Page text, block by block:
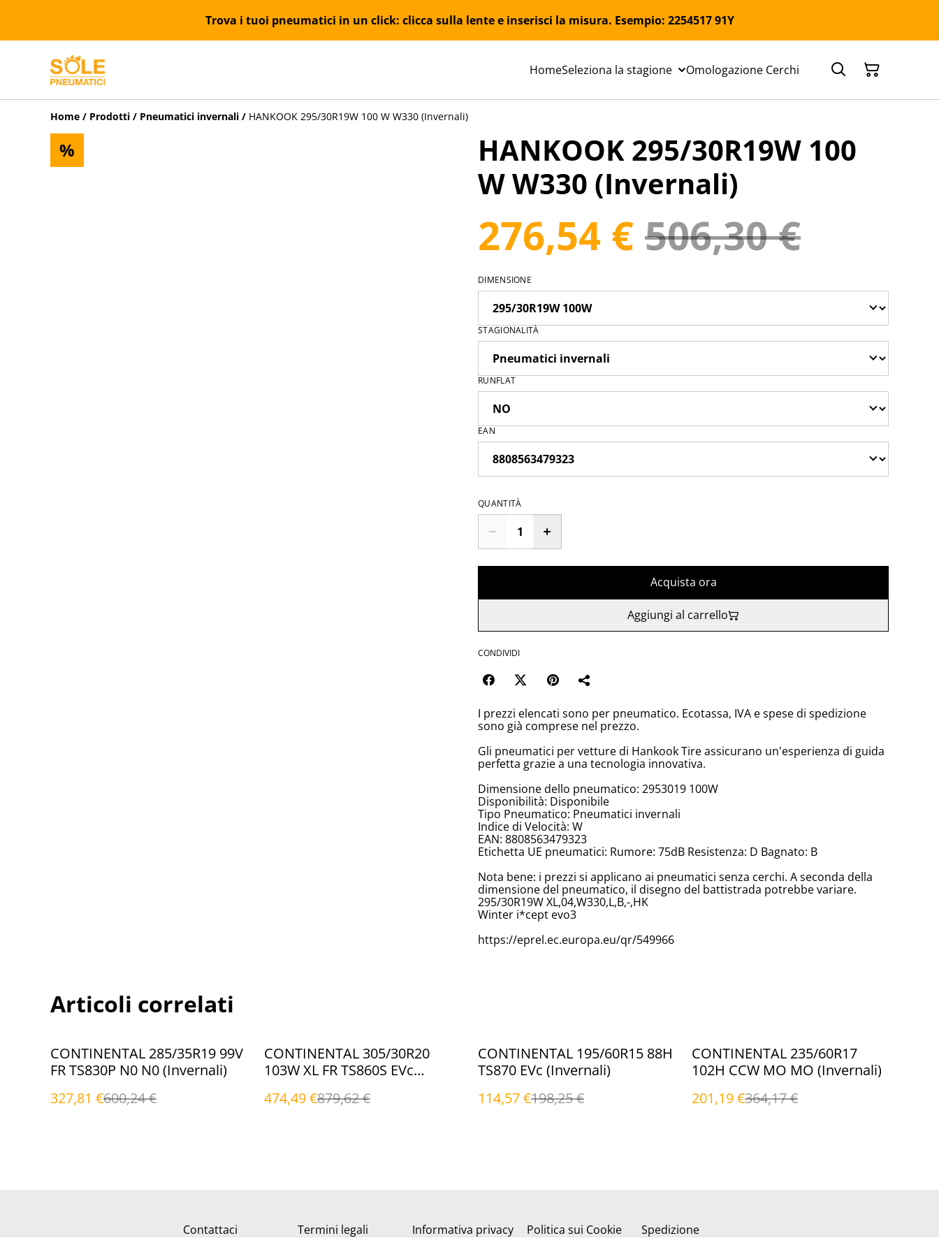
Trova i tuoi pneumatici in un click: clicca sulla lente e inserisci la misura. Esempio: 2254517 91Y
HomeSeleziona la stagione Omologazione Cerchi
Home / Prodotti / Pneumatici invernali / HANKOOK 295/30R19W 100 W W330 (Invernali)
%
HANKOOK 295/30R19W 100
W W330 (Invernali)
276,54 € 506,30 €
DIMENSIONE
STAGIONALITÀ
RUNFLAT
EAN
QUANTITÀ
Acquista ora
Aggiungi al carrello
CONDIVIDI
I prezzi elencati sono per pneumatico. Ecotassa, IVA e spese di spedizione
sono già comprese nel prezzo.
Gli pneumatici per vetture di Hankook Tire assicurano un'esperienza di guida
perfetta grazie a una tecnologia innovativa.
Dimensione dello pneumatico: 2953019 100W
Disponibilità: Disponibile
Tipo Pneumatico: Pneumatici invernali
Indice di Velocità: W
EAN: 8808563479323
Etichetta UE pneumatici: Rumore: 75dB Resistenza: D Bagnato: B
Nota bene: i prezzi si applicano ai pneumatici senza cerchi. A seconda della
dimensione del pneumatico, il disegno del battistrada potrebbe variare.
295/30R19W XL,04,W330,L,B,-,HK
Winter i*cept evo3
https://eprel.ec.europa.eu/qr/549966
Articoli correlati
%
CONTINENTAL 285/35R19 99V
FR TS830P N0 N0 (Invernali)
327,81 €600,24 €
%
CONTINENTAL 305/30R20
103W XL FR TS860S EVc
474,49 €879,62 €
%
CONTINENTAL 195/60R15 88H
TS870 EVc (Invernali)
114,57 €198,25 €
%
CONTINENTAL 235/60R17
102H CCW MO MO (Invernali)
201,19 €364,17 €
Contattaci Termini legali Informativa privacy Politica sui Cookie Spedizione